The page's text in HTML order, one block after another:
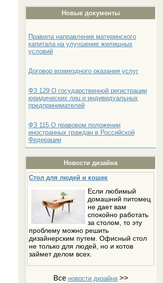
Новые документы
Правила направления материнского
капитала на улучшение жилищных
условий
Договор возмездного оказания услуг
ФЗ 129 О государственной регистрации
юридических лиц и индивидуальных
предпринимателей
ФЗ 115 О правовом положении
иностранных граждан в Российской
Федерации
Новости дизайна
Стол для людей и кошек
Если любимый
домашний питомец
не дает вам
спокойно работать
за столом, то эту
проблему можно решить
дизайнерским путем. Офисный стол
не только для людей, но и котов
займет делом всех.
Все новости дизайна>>